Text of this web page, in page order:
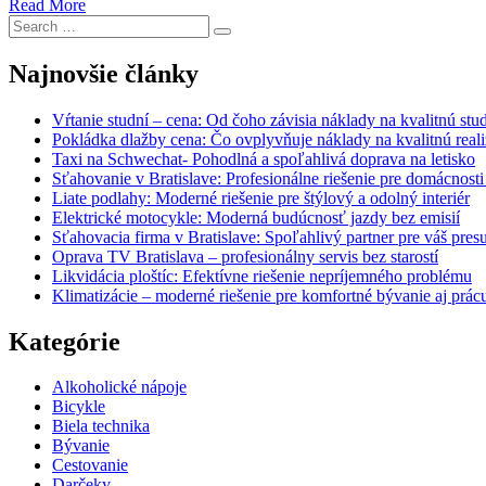
Read More
Search
for:
Search
Najnovšie články
Vŕtanie studní – cena: Od čoho závisia náklady na kvalitnú
Pokládka dlažby cena: Čo ovplyvňuje náklady na kvalitnú
Taxi na Schwechat- Pohodlná a spoľahlivá doprava na letisko
Sťahovanie v Bratislave: Profesionálne riešenie pre
Liate podlahy: Moderné riešenie pre štýlový a odolný interiér
Elektrické motocykle: Moderná budúcnosť jazdy bez emisií
Sťahovacia firma v Bratislave: Spoľahlivý partner pre váš
Oprava TV Bratislava – profesionálny servis bez starostí
Likvidácia ploštíc: Efektívne riešenie nepríjemného problému
Klimatizácie – moderné riešenie pre komfortné bývanie aj
Kategórie
Alkoholické nápoje
Bicykle
Biela technika
Bývanie
Cestovanie